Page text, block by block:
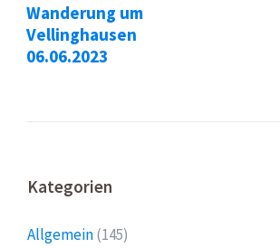
Wanderung um
Vellinghausen
06.06.2023
Kategorien
Allgemein(145)